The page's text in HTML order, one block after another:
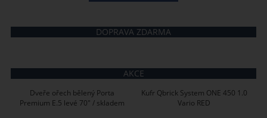
DOPRAVA ZDARMA
AKCE
Dveře ořech bělený Porta
Premium E.5 levé 70" / skladem
Kufr Qbrick System ONE 450 1.0
Vario RED